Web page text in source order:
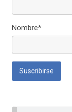
Nombre*